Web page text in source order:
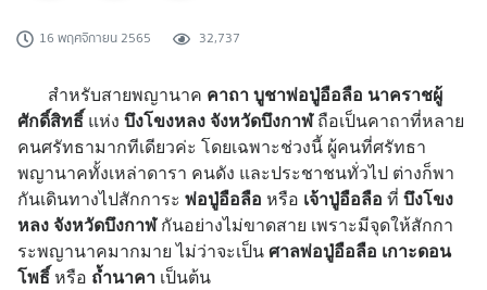
16 พฤศจิกายน 2565 32,737
สำหรับสายพญานาค คาถา บูชาพ่อปู่อือลือ นาคราชผู้
ศักดิ์สิทธิ์ แห่ง บึงโขงหลง จังหวัดบึงกาฬ ถือเป็นคาถาที่หลาย
คนศรัทธามากทีเดียวค่ะ โดยเฉพาะช่วงนี้ ผู้คนที่ศรัทธา
พญานาคทั้งเหล่าดารา คนดัง และประชาชนทั่วไป ต่างก็พา
กันเดินทางไปสักการะ พ่อปู่อือลือ หรือ เจ้าปู่อือลือ ที่ บึงโขง
หลง จังหวัดบึงกาฬ กันอย่างไม่ขาดสาย เพราะมีจุดให้สักกา
ระพญานาคมากมาย ไม่ว่าจะเป็น ศาลพ่อปู่อือลือ เกาะดอน
โพธิ์ หรือ ถ้ำนาคา เป็นต้น